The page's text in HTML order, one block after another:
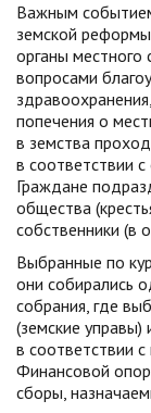
Важным
земской
органы местного
вопросами
попечения о
в земства
в соответствии
Граждане
общества
собственники (в
Выбранные по
они собирались
собрания, где
(земские
в соответствии
Финансовой
сборы,